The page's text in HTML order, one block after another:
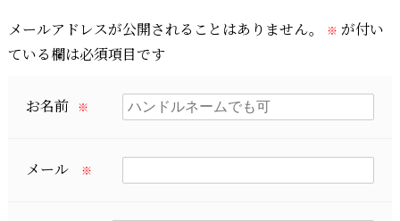
メールアドレスが公開されることはありません。 ※ が付い
ている欄は必須項目です
お名前 ※
メール ※